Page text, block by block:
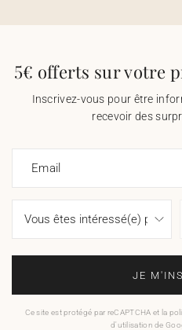
5€ offerts sur votre
Inscrivez-vous pour être
recevoir des
Email
JE
Ce site est protégé par reCAPTCHA et la
d'utilisation de